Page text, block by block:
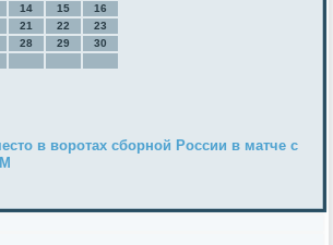
14 15
16
21 22
23
28 29
30
в воротах сборной России в матче с